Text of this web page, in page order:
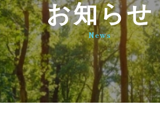
お知らせ
News